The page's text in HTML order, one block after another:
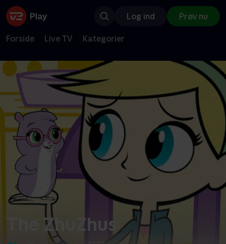
Log ind Prøv nu
Forside Live TV Kategorier
The ZhuZhus